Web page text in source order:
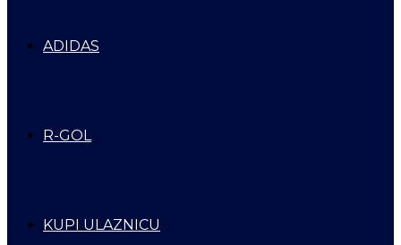
ADIDAS
R-GOL
KUPI ULAZNICU